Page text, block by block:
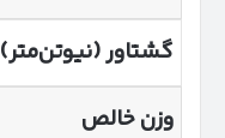
گشتاور (نیوتن‌متر)
وزن خالص